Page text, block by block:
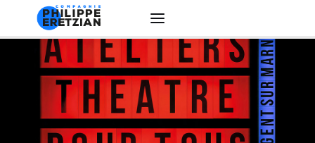
Accueil
Actualité